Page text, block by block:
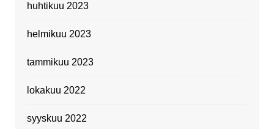
huhtikuu 2023
helmikuu 2023
tammikuu 2023
lokakuu 2022
syyskuu 2022